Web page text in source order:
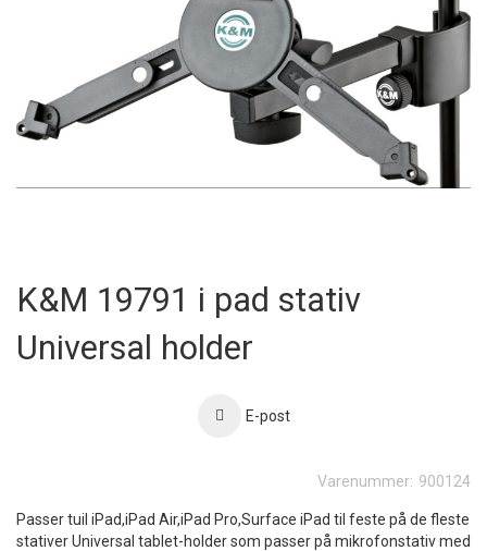
the
of
the
K&M 19791 i pad stativ
Universal holder
E-post
Varenummer: 900124
Passer tuil iPad,iPad Air,iPad Pro,Surface iPad til feste på de fleste
stativer Universal tablet-holder som passer på mikrofonstativ med